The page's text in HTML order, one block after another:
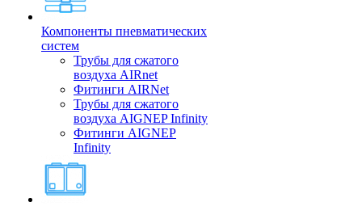
Компоненты пневматических
систем
Трубы для сжатого
воздуха AIRnet
Фитинги AIRNet
Трубы для сжатого
воздуха AIGNEP Infinity
Фитинги AIGNEP
Infinity